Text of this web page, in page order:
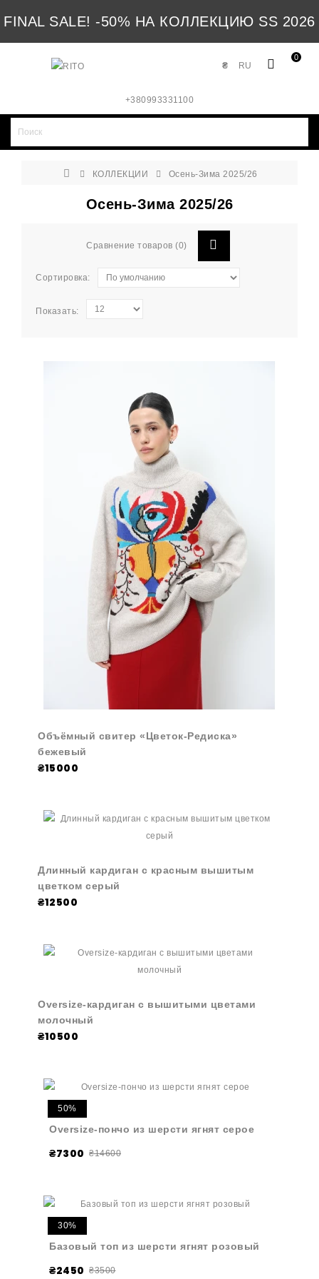
FINAL SALE! -50% НА КОЛЛЕКЦИЮ SS 2026
0
RU
₴
+380993331100
КОЛЛЕКЦИИ Осень-Зима 2025/26
Осень-Зима 2025/26
Сравнение товаров (0)
Сортировка:
Показать:
Объёмный свитер «Цветок-Редиска»
бежевый
₴15000
Длинный кардиган с красным вышитым
цветком серый
₴12500
Oversize-кардиган с вышитыми цветами
молочный
₴10500
50%
Oversize-пончо из шерсти ягнят серое
₴7300 ₴14600
30%
Базовый топ из шерсти ягнят розовый
₴2450 ₴3500